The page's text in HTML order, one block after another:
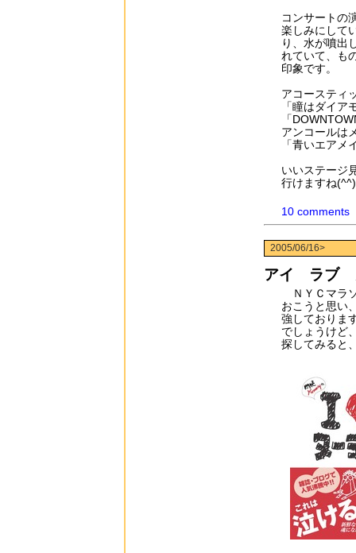
コンサートの
楽しみにして
り、水が噴出
れていて、も
印象です。
アコースティ
「瞳はダイ
「
アンコールは
「青いエアメ
いいステージ
行けますね(^^)
10 comments
2005/06/16>
アイ ラブ
ＮＹＣマラ
おこうと思い
強しておりま
でしょうけど
探してみると